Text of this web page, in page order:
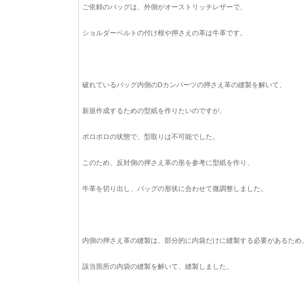
ご依頼のバッグは、外側がオーストリッチレザーで、
ショルダーベルトの付け根や押さえの革は牛革です。
破れているバッグ内側のDカンパーツの押さえ革の縫製を解いて、
新規作成するための型紙を作りたいのですが、
ボロボロの状態で、型取りは不可能でした。
このため、反対側の押さえ革の形を参考に型紙を作り、
牛革を切り出し、バッグの形状に合わせて微調整しました。
内側の押さえ革の縫製は、部分的に内袋だけに縫製する必要があるため、
該当箇所の内袋の縫製を解いて、縫製しました。